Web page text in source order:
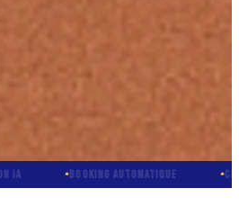
BOOKING AUTOMATIQUE CRM INTÉGRÉ